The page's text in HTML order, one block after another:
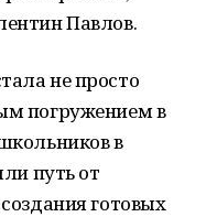
Павлов.
не просто
погружением в
в
путь от
готовых